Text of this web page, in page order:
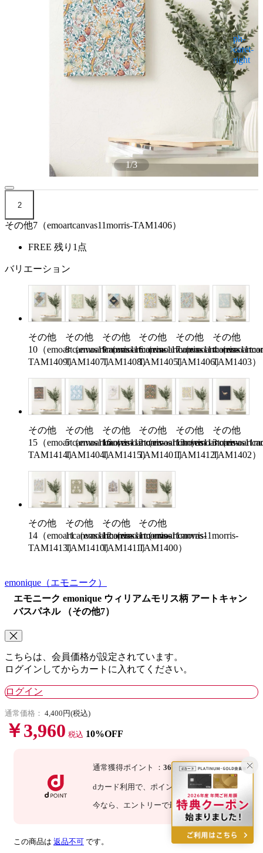
1/3
2
その他7（emoartcanvas11morris-TAM1406）
FREE 残り1点
バリエーション
その他
10（emoartcanvas11morris-
TAM1409）
その他
8（emoartcanvas11morris-
TAM1407）
その他
9（emoartcanvas11morris-
TAM1408）
その他
6（emoartcanvas11morris-
TAM1405）
その他
7（
TAM1406）
その他
4（
TAM1403）
その他
15（emoartcanvas11morris-
TAM1414）
その他
5（emoartcanvas11morris-
TAM1404）
その他
16（emoartcanvas11morris-
TAM1415）
その他
2（emoartcanvas11morris-
TAM1401）
その他
13（
TAM1412）
その他
3（
TAM1402）
その他
14（emoartcanvas11morris-
TAM1413）
その他
11（emoartcanvas11morris-
TAM1410）
その他
12（emoartcanvas11morris-
TAM1411）
その他
1（emoartcanvas11morris-
TAM1400）
emonique （エモニーク）
エモニーク emonique ウィリアムモリス柄 アートキャン
バスパネル （その他7）
こちらは、会員価格が設定されています。
ログインしてからカートに入れてください。
ログイン
通常価格： 4,400円(税込)
￥3,960 税込 10%OFF
通常獲得ポイント ： 36
dカード利用で、 ポイント 倍 ：108P
今なら 、エントリーで最大 倍！詳細
この商品は 返品不可 です。